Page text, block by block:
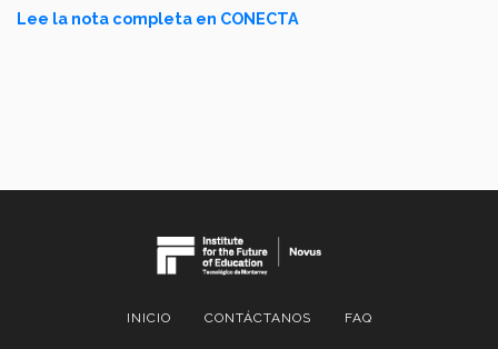
Lee la nota completa en CONECTA
INICIO CONTÁCTANOS FAQ